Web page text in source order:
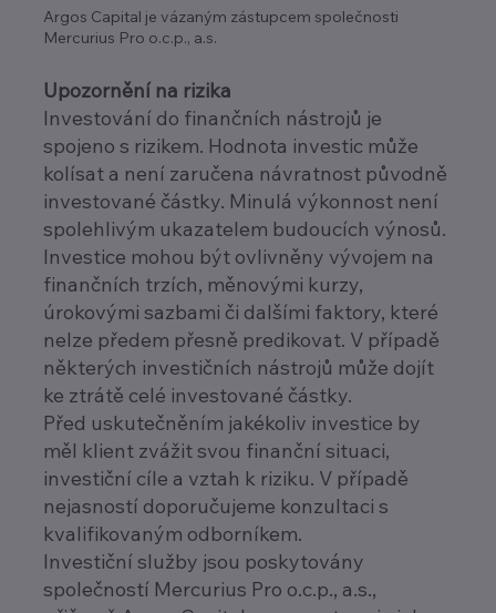
Argos Capital je vázaným zástupcem společnosti
Mercurius Pro o.c.p., a.s.
Upozornění na rizika
Investování do finančních nástrojů je
spojeno s rizikem. Hodnota investic může
kolísat a není zaručena návratnost původně
investované částky. Minulá výkonnost není
spolehlivým ukazatelem budoucích výnosů.
Investice mohou být ovlivněny vývojem na
finančních trzích, měnovými kurzy,
úrokovými sazbami či dalšími faktory, které
nelze předem přesně predikovat. V případě
některých investičních nástrojů může dojít
ke ztrátě celé investované částky.
Před uskutečněním jakékoliv investice by
měl klient zvážit svou finanční situaci,
investiční cíle a vztah k riziku. V případě
nejasností doporučujeme konzultaci s
kvalifikovaným odborníkem.
Investiční služby jsou poskytovány
společností Mercurius Pro o.c.p., a.s.,